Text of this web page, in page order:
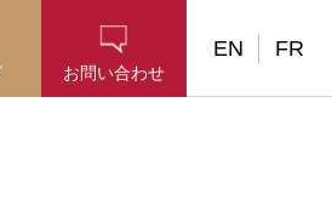
お問い合わせ
EN FR